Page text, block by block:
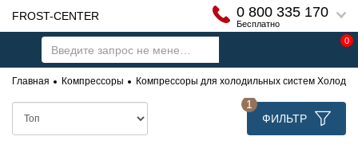
FROST-CENTER 0 800 335 170
Бесплатно
0
Главная Компрессоры Компрессоры для холодильных систем
ФИЛЬТР
1